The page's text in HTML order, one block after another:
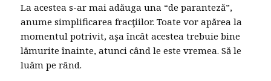
La acestea s-ar mai adăuga una “de paranteză”,
anume simplificarea fracţiilor. Toate vor apărea la
momentul potrivit, aşa încât acestea trebuie bine
lămurite înainte, atunci când le este vremea. Să le
luăm pe rând.